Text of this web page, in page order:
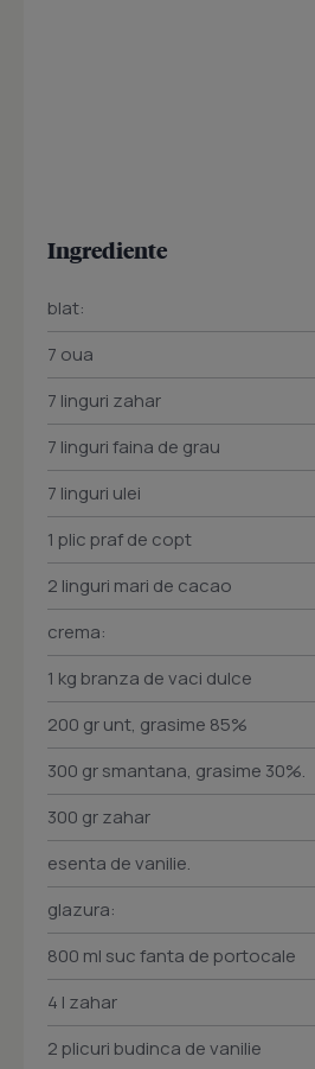
Ingrediente
blat:
7 oua
7 linguri zahar
7 linguri faina de grau
7 linguri ulei
1 plic praf de copt
2 linguri mari de cacao
crema:
1 kg branza de vaci dulce
200 gr unt, grasime 85%
300 gr smantana, grasime 30%.
300 gr zahar
esenta de vanilie.
glazura:
800 ml suc fanta de portocale
4 l zahar
2 plicuri budinca de vanilie